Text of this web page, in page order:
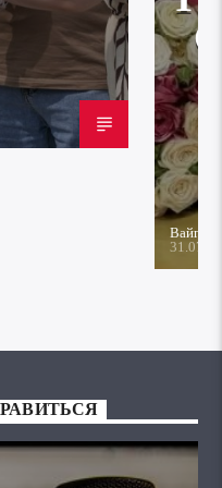
Вайгель